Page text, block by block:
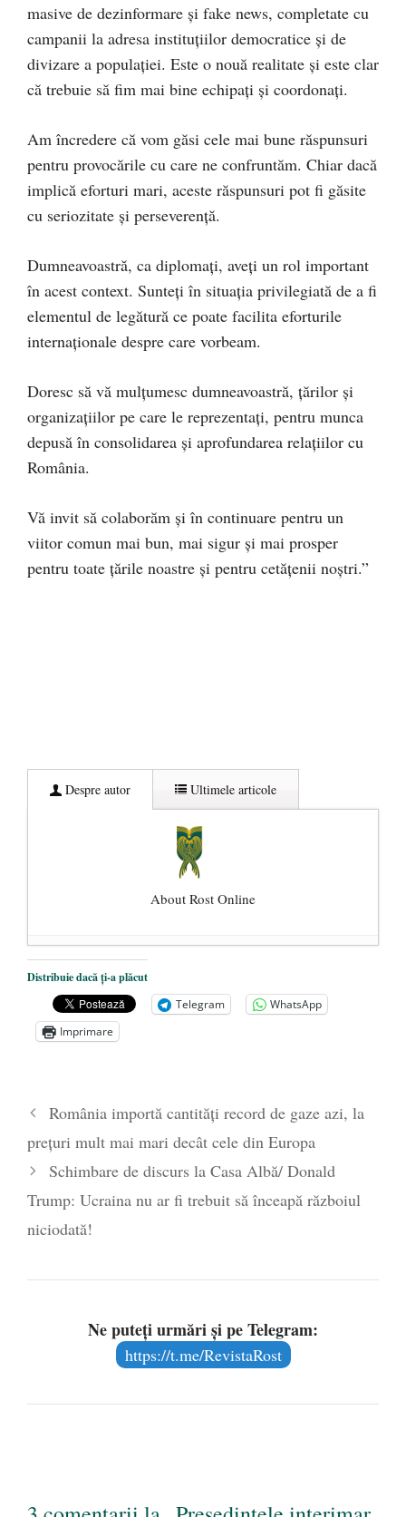
masive de dezinformare și fake news, completate cu
campanii la adresa instituțiilor democratice și de
divizare a populației. Este o nouă realitate și este clar
că trebuie să fim mai bine echipați și coordonați.
Am încredere că vom găsi cele mai bune răspunsuri
pentru provocările cu care ne confruntăm. Chiar dacă
implică eforturi mari, aceste răspunsuri pot fi găsite
cu seriozitate și perseverență.
Dumneavoastră, ca diplomați, aveți un rol important
în acest context. Sunteți în situația privilegiată de a fi
elementul de legătură ce poate facilita eforturile
internaționale despre care vorbeam.
Doresc să vă mulțumesc dumneavoastră, țărilor și
organizațiilor pe care le reprezentați, pentru munca
depusă în consolidarea și aprofundarea relațiilor cu
România.
Vă invit să colaborăm și în continuare pentru un
viitor comun mai bun, mai sigur și mai prosper
pentru toate țările noastre și pentru cetățenii noștri.”
Despre autor Ultimele articole
About Rost Online
Dezvăluiri cutremurătoare despre
președintele Ucrainei, Volodymyr
Zelensky
- 13 mai 2026
Statul care servește Națiunea
poetului Octavian Goga, înlăturat din Iași
- 16 aprilie 2026
Distribuie dacă ți-a plăcut
Telegram
WhatsApp
Imprimare
România importă cantități record de gaze azi, la
prețuri mult mai mari decât cele din Europa
Schimbare de discurs la Casa Albă/ Donald
Trump: Ucraina nu ar fi trebuit să înceapă războiul
niciodată!
Ne puteți urmări și pe Telegram:
https://t.me/RevistaRost